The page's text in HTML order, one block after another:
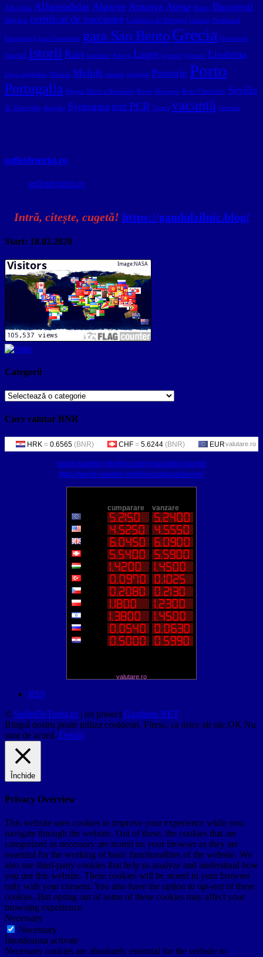
Alba Iulia Alfapendular Algarve Amasya Atena Belem București
Bulgaria certificat de vaccinare Comboios de Portugal Crăciun Ferdinand
Întregitorul gara Campanha gara Sao Bento Grecia Hierapolis
Istanbul istorii Kars kavârma Konya Lagos legende lipscani Lisabona
Lupa capitolina Makaza Melnik muzeu pașaport Pomorie Porto
Portugalia Regina Maria a României Rojen Romaero Roza Vânturilor Sevilla
Sf. Gheorghe shopska Syntagma test PCR Turcia vacanță veterani
sufletdeturist.ro
sufletdeturist.ro
Intră, citește, cugetă! https://gandulzilnic.blog/
Start: 18.02.2020
Categorii
Categorii
Curs valutar BNR
valutare.ro
world-weather.info/forecast/romania/bucharest/
https://world-weather.info/forecast/usa/denver/
valutare.ro
RSS
© SufletDeTurist.ro | un proiect Gazduire.NET
Blogul nostru poate utiliza cookieuri. Firesc, ca orice alt site.OK Nu
sunt de acord. Detalii
Închide
Privacy Overview
This website uses cookies to improve your experience while you
navigate through the website. Out of these, the cookies that are
categorized as necessary are stored on your browser as they are
essential for the working of basic functionalities of the website. We
also use third-party cookies that help us analyze and understand how
you use this website. These cookies will be stored in your browser
only with your consent. You also have the option to opt-out of these
cookies. But opting out of some of these cookies may affect your
browsing experience.
Necessary
Necessary
Întotdeauna activate
Necessary cookies are absolutely essential for the website to